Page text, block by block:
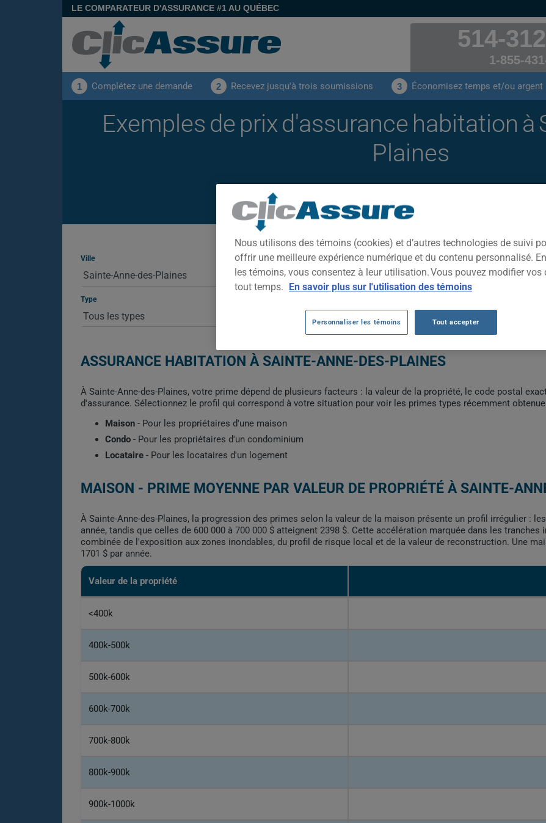
LE COMPARATEUR D'ASSURANCE #1 AU QUÉBEC
514-
1-855-
1 Complétez une demande 2 Recevez jusqu'à trois soumissions 3 Économisez temps et/ou argent
Exemples de prix d'assurance habitation à
Plaines
Ville
Type
ASSURANCE HABITATION À SAINTE-ANNE-DES-PLAINES
À Sainte-Anne-des-Plaines, votre prime dépend de plusieurs facteurs : la valeur de la propriété, le code postal
d'assurance. Sélectionnez le profil qui correspond à votre situation pour voir les primes types récemment
Maison - Pour les propriétaires d'une maison
Condo - Pour les propriétaires d'un condominium
Locataire - Pour les locataires d'un logement
MAISON - PRIME MOYENNE PAR VALEUR DE PROPRIÉTÉ À SAINTE-
À Sainte-Anne-des-Plaines, la progression des primes selon la valeur de la maison présente un profil irrégulier :
année, tandis que celles de 600 000 à 700 000 $ atteignent 2398 $. Cette accélération marquée dans les
combinée de l'exposition aux zones inondables, du profil de risque local et de la valeur de reconstruction. Une
1701 $ par année.
Valeur de la propriété
<400k
400k-500k
500k-600k
600k-700k
700k-800k
800k-900k
900k-1000k
Nous utilisons des témoins (cookies) et d’autres technologies de suivi
offrir une meilleure expérience numérique et du contenu personnalisé.
les témoins, vous consentez à leur utilisation. Vous pouvez modifier vos
tout temps. En savoir plus sur l'utilisation des témoins
Personnaliser les témoins Tout accepter